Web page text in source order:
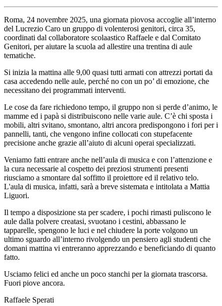
Roma, 24 novembre 2025, una giornata piovosa accoglie all’interno
del Lucrezio Caro un gruppo di volenterosi genitori, circa 35,
coordinati dal collaboratore scolaastico Raffaele e dal Comitato
Genitori, per aiutare la scuola ad allestire una trentina di aule
tematiche.
Si inizia la mattina alle 9,00 quasi tutti armati con attrezzi portati da
casa accedendo nelle aule, perché no con un po’ di emozione, che
necessitano dei programmati interventi.
Le cose da fare richiedono tempo, il gruppo non si perde d’animo, le
mamme ed i papà si distribuiscono nelle varie aule. C’è chi sposta i
mobili, altri svitano, smontano, altri ancora predispongono i fori per i
pannelli, tanti, che vengono infine collocati con stupefacente
precisione anche grazie all’aiuto di alcuni operai specializzati.
Veniamo fatti entrare anche nell’aula di musica e con l’attenzione e
la cura necessarie al cospetto dei preziosi strumenti presenti
riusciamo a smontare dal soffitto il proiettore ed il relativo telo.
L'aula di musica, infatti, sarà a breve sistemata e intitolata a Mattia
Liguori.
Il tempo a disposizione sta per scadere, i pochi rimasti puliscono le
aule dalla polvere creatasi, svuotano i cestini, abbassano le
tapparelle, spengono le luci e nel chiudere la porte volgono un
ultimo sguardo all’interno rivolgendo un pensiero agli studenti che
domani mattina vi entreranno apprezzando e beneficiando di quanto
fatto.
Usciamo felici ed anche un poco stanchi per la giornata trascorsa.
Fuori piove ancora.
Raffaele Sperati